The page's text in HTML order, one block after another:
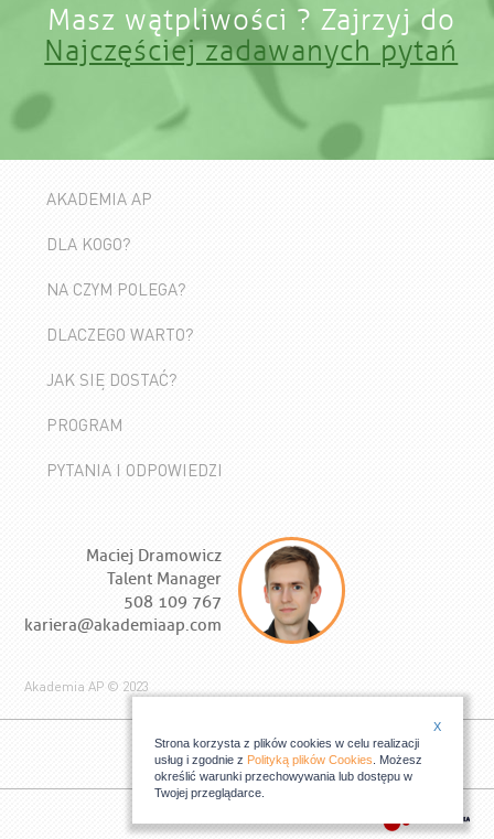
Masz wątpliwości ? Zajrzyj do
Najczęściej zadawanych pytań
AKADEMIA AP
DLA KOGO?
NA CZYM POLEGA?
DLACZEGO WARTO?
JAK SIĘ DOSTAĆ?
PROGRAM
PYTANIA I ODPOWIEDZI
Maciej Dramowicz
Talent Manager
508 109 767
kariera@akademiaap.com
Akademia AP © 2023
X
Strona korzysta z plików cookies w celu realizacji
usług i zgodnie z Polityką plików Cookies . Możesz
określić warunki przechowywania lub dostępu w
Twojej przeglądarce.